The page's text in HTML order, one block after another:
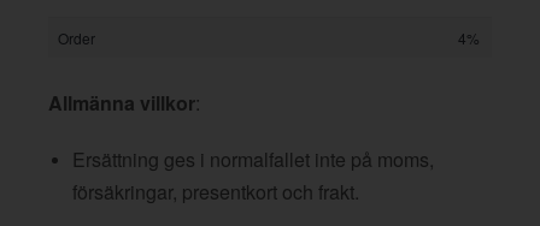
Order 4%
Allmänna villkor:
Ersättning ges i normalfallet inte på moms,
försäkringar, presentkort och frakt.